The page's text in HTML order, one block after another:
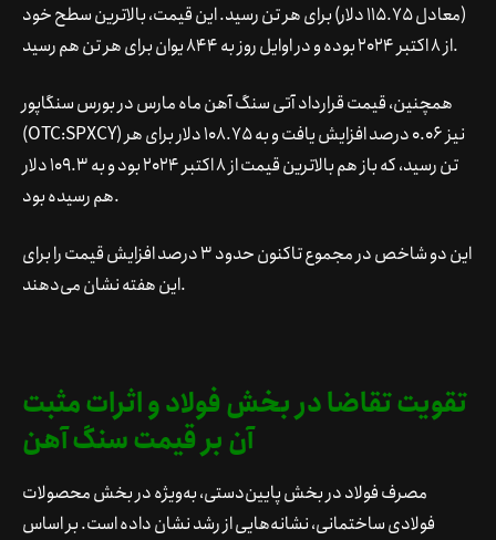
(معادل 115.75 دلار) برای هر تن رسید. این قیمت، بالاترین سطح خود
از 8 اکتبر 2024 بوده و در اوایل روز به 844 یوان برای هر تن هم رسید.
همچنین، قیمت قرارداد آتی سنگ آهن ماه مارس در بورس سنگاپور
(OTC:SPXCY) نیز 0.06 درصد افزایش یافت و به 108.75 دلار برای هر
تن رسید، که باز هم بالاترین قیمت از 8 اکتبر 2024 بود و به 109.3 دلار
هم رسیده بود.
این دو شاخص در مجموع تاکنون حدود 3 درصد افزایش قیمت را برای
این هفته نشان می‌دهند.
تقویت تقاضا در بخش فولاد و اثرات مثبت
آن بر قیمت سنگ آهن
مصرف فولاد در بخش پایین‌دستی، به‌ویژه در بخش محصولات
فولادی ساختمانی، نشانه‌هایی از رشد نشان داده است. بر اساس